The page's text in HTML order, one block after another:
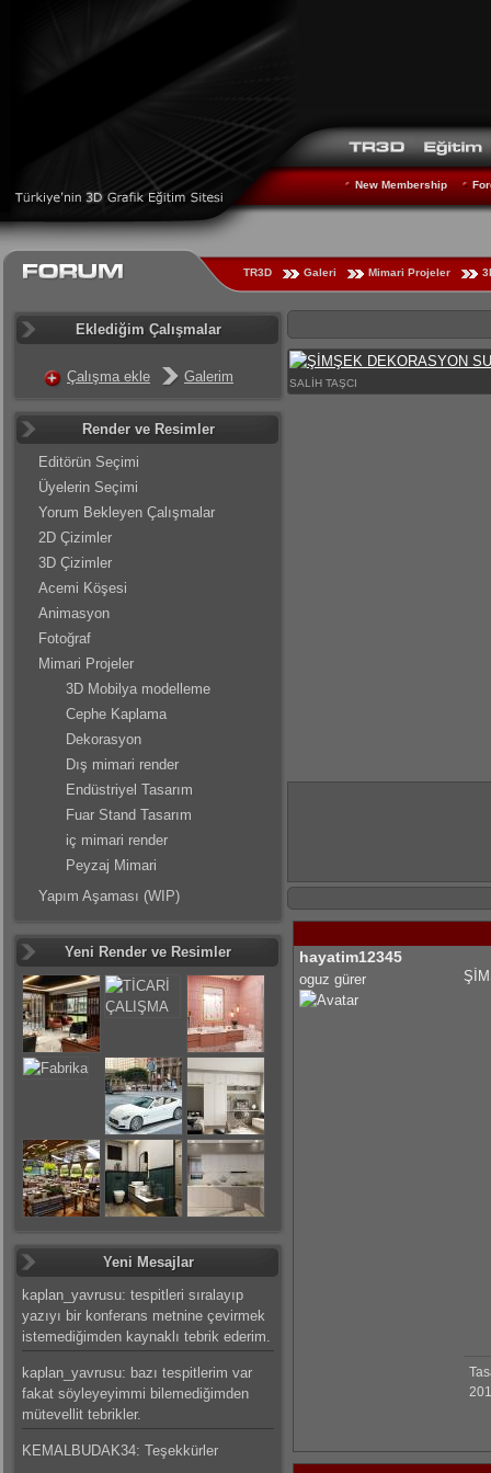
New Membership
TR3D Galeri Mimari Projeler
SALİH TAŞCI
hayatim12345
oguz gürer
Eklediğim Çalışmalar
Çalışma ekle Galerim
Render ve Resimler
Editörün Seçimi
Üyelerin Seçimi
Yorum Bekleyen Çalışmalar
2D Çizimler
3D Çizimler
Acemi Köşesi
Animasyon
Fotoğraf
Mimari Projeler
3D Mobilya modelleme
Cephe Kaplama
Dekorasyon
Dış mimari render
Endüstriyel Tasarım
Fuar Stand Tasarım
iç mimari render
Peyzaj Mimari
Yapım Aşaması (WIP)
Yeni Render ve Resimler
Yeni Mesajlar
kaplan_yavrusu: tespitleri sıralayıp
yazıyı bir konferans metnine çevirmek
istemediğimden kaynaklı tebrik ederim.
kaplan_yavrusu: bazı tespitlerim var
fakat söyleyeyimmi bilemediğimden
mütevellit tebrikler.
KEMALBUDAK34: Teşekkürler